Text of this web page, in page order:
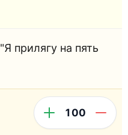
прилягу на пять
100